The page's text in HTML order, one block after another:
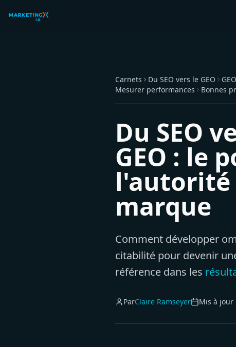
Carnets Du SEO vers le GEO
Mesurer performances
Bonnes
Du SEO
GEO : le
l'autorité
marque
Comment développer
citabilité pour devenir
référence dans les
ParClaire Ramseyer Mis à jour